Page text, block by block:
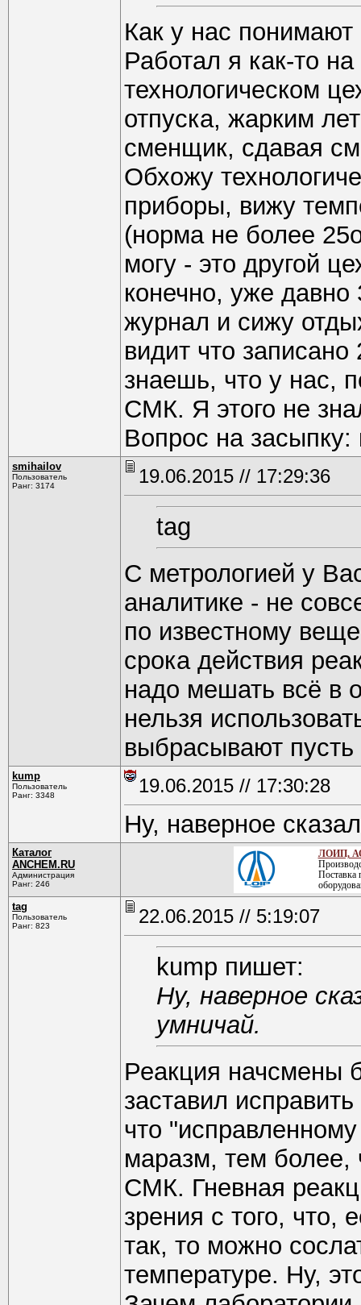
Как у нас
Работал я как-то
технологическом
отпуска, жарким
сменщик, сдавая
Обхожу
приборы, вижу
(норма не более
могу - это другой
конечно, уже
журнал и сижу
видит что
знаешь, что у нас,
СМК. Я этого не
Вопрос на
smihаilоv
Пользователь
Ранг: 3174
19.06.2015 // 17:29:36
tag
С метрологией у
аналитике - не
по известному
срока действия
надо мешать всё в
нельзя
выбрасывают пусть
kump
Пользователь
Ранг: 3348
19.06.2015 // 17:30:28
Ну, наверное
Каталог
ANCHEM.RU
Администрация
Ранг: 246
ЛОИП,
Поставка
tag
Пользователь
Ранг: 823
22.06.2015 // 5:19:07
kump пишет:
Ну, наверное
умничай.
Реакция начсмены
заставил
что
маразм, тем более,
СМК. Гневная
зрения с того, что,
так, то можно
температуре. Ну,